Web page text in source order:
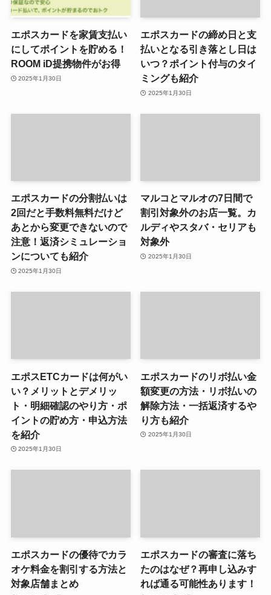
エポスカードを家賃支払い
にしてポイントを貯める！
ROOM iD提携物件がお得
2025年1月30日
エポスカードの締め日と支
払いとなる引き落とし日は
いつ？ポイント付与のタイ
ミングも紹介
2025年1月30日
エポスカードの分割払いは
2回だと手数料無料だけど
あとから変更できないので
注意！返済シミュレーショ
ンについても紹介
2025年1月30日
マルコとマルオの7日間で
割引対象外のお店一覧。カ
ルディやスタバ・セリアも
対象外
2025年1月30日
エポスETCカードは何がい
い？メリットとデメリッ
ト・明細確認のやり方・ポ
イントの貯め方・申込方法
を紹介
2025年1月30日
エポスカードのリボ払い金
額変更の方法・リボ払いの
解除方法・一括返済するや
り方も紹介
2025年1月30日
エポスカードの優待でカラ
オケ料金を割引する方法と
対象店舗まとめ
エポスカードの審査に落ち
たのはなぜ？再申し込みす
れば通る可能性あります！